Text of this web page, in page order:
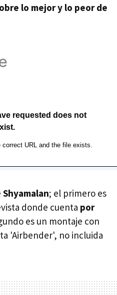
lo mejor y lo peor de
Shyamalan; el primero es
donde cuenta por
es un montaje con
'Airbender', no incluida